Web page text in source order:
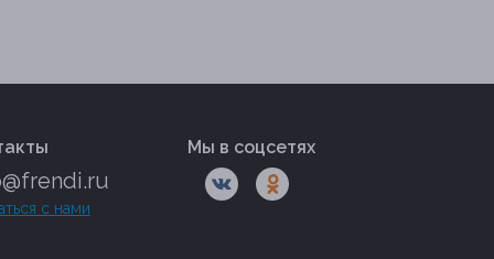
с нами
Мы в соцсетях